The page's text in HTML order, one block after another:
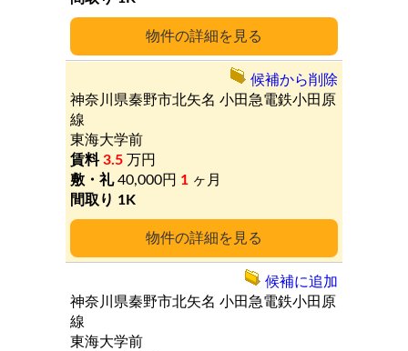
詳細
詳細
神奈川県秦野市北矢名 小田急電鉄小田原
線
東海大学前
3.5 万円
40,000円 1 ヶ月
1K
候補から削除
神奈川県秦野市北矢名 小田急電鉄小田原
線
東海大学前
候補に追加